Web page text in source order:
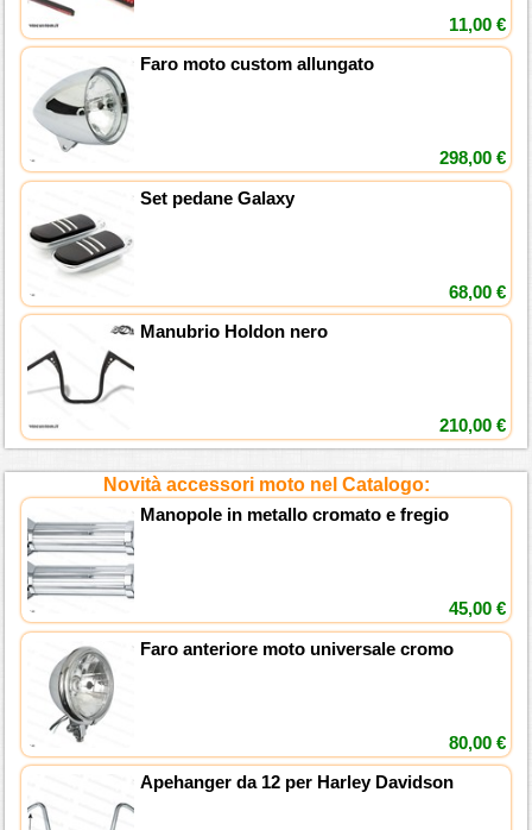
11,00 €
Faro moto custom allungato
298,00 €
Set pedane Galaxy
68,00 €
Manubrio Holdon nero
210,00 €
Novità accessori moto nel Catalogo:
Manopole in metallo cromato e fregio
45,00 €
Faro anteriore moto universale cromo
80,00 €
Apehanger da 12 per Harley Davidson